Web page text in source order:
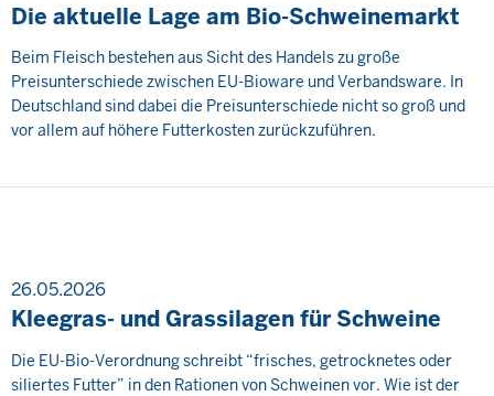
Die aktuelle Lage am Bio-Schweinemarkt
Beim Fleisch bestehen aus Sicht des Handels zu große
Preisunterschiede zwischen EU-Bioware und Verbandsware. In
Deutschland sind dabei die Preisunterschiede nicht so groß und
vor allem auf höhere Futterkosten zurückzuführen.
26.05.2026
Kleegras- und Grassilagen für Schweine
Die EU-Bio-Verordnung schreibt “frisches, getrocknetes oder
siliertes Futter” in den Rationen von Schweinen vor. Wie ist der